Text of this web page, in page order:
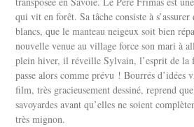
qui vit en forêt. Sa tâche consiste à
blancs, que le manteau neigeux soit bien
nouvelle venue au village force son mari à
plein hiver, il réveille Sylvain, l’esprit de la
passe alors comme prévu ! Bourrés d’idées
film, très gracieusement dessiné, reprend
savoyardes avant qu’elles ne soient
très mignon.